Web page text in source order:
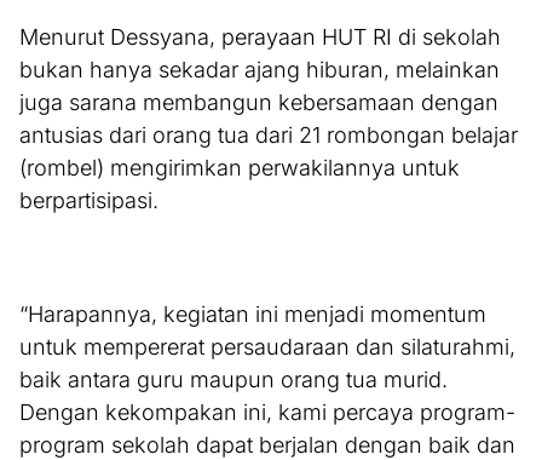
Menurut Dessyana, perayaan HUT RI di sekolah
bukan hanya sekadar ajang hiburan, melainkan
juga sarana membangun kebersamaan dengan
antusias dari orang tua dari 21 rombongan belajar
(rombel) mengirimkan perwakilannya untuk
berpartisipasi.
“Harapannya, kegiatan ini menjadi momentum
untuk mempererat persaudaraan dan silaturahmi,
baik antara guru maupun orang tua murid.
Dengan kekompakan ini, kami percaya program-
program sekolah dapat berjalan dengan baik dan